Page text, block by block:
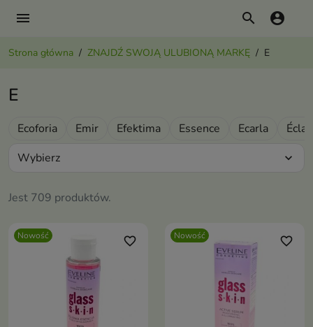
menu search account_circle
Strona główna ZNAJDŹ SWOJĄ ULUBIONĄ MARKĘ E
E
Ecoforia Emir Efektima Essence Ecarla Éclair
Jest 709 produktów.
Wybierz expand_more
Nowość favorite_border Nowość favorite_border